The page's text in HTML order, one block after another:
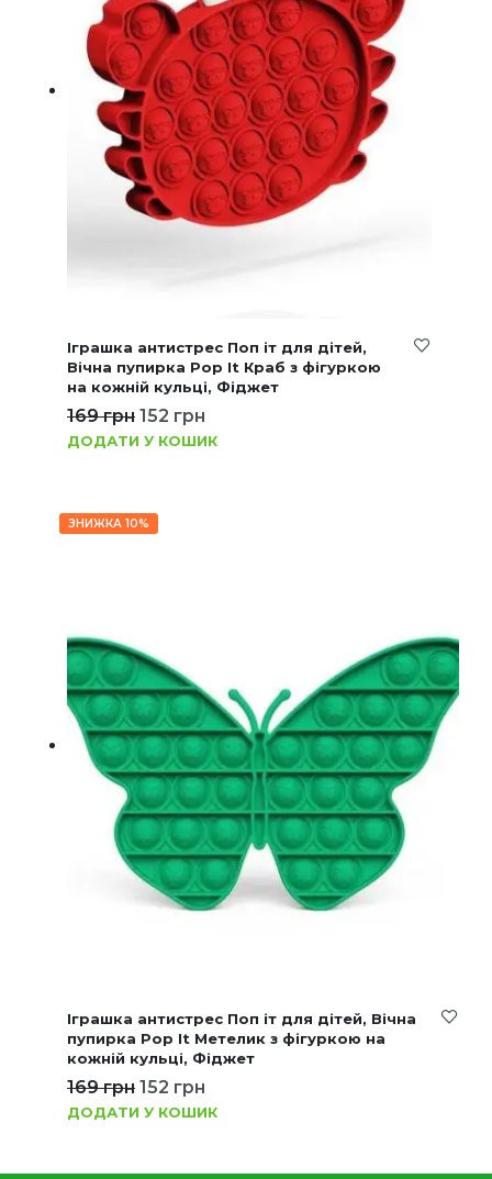
Іграшка антистрес Поп іт для дітей,
Вічна пупирка Pop It Краб з фігуркою
на кожній кульці, Фіджет
169грн 152 грн
ДОДАТИ У КОШИК
ЗНИЖКА 10%
Іграшка антистрес Поп іт для дітей, Вічна
пупирка Pop It Метелик з фігуркою на
кожній кульці, Фіджет
169грн 152 грн
ДОДАТИ У КОШИК